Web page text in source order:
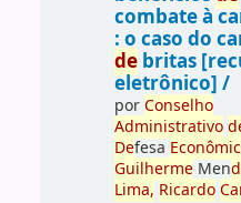
combate à
: o caso do
debritas
eletrônico] /
porConselho
Administrativo
Defesa
GuilhermeMen
Lima, Ricardo